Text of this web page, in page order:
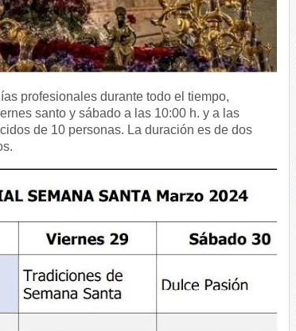
profesionales durante todo el tiempo,
santo y sábado a las 10:00 h. y a las
de 10 personas. La duración es de dos